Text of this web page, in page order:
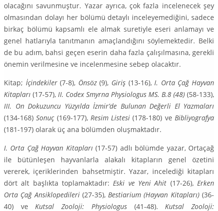
olacağını savunmuştur. Yazar ayrıca, çok fazla incelenecek şey
olmasından dolayı her bölümü detaylı inceleyemediğini, sadece
birkaç bölümü kapsamlı ele almak suretiyle eseri anla­mayı ve
genel hatlarıyla tanıtmanın amaçlandığını söylemektedir. Belki
de bu adım, bahsi geçen eserin daha fazla çalışılmasına, gerekli
önemin verilmesine ve incelenmesine sebep olacaktır.
Kitap; İçindekiler(7-8), Önsöz(9), Giriş (13-16),I. Orta Çağ Hayvan
Kitapları (17-57), II. Codex Smyrna Physiologus MS. B.8 (48) (58-133),
III. On Dokuzuncu Yüzyılda İzmir’de Bulunan Değerli El Yazmaları
(134-168)Sonuç(169-177), Resim Listesi (178-180) veBibliyografya
(181-197) olarak üç ana bölümden oluşmaktadır.
I. Orta Çağ Hayvan Kitapları (17-57) adlı bölümde yazar, Ortaçağ
ile bütünleşen hayvanlarla alakalı kitapların genel özetini
vererek, içeriklerinden bahsetmiştir. Yazar, incelediği kitapları
dört alt başlıkta toplamaktadır:Eski ve Yeni Ahit (17-26),Erken
Orta Çağ Ansiklopedileri(27-35),Besti­arium (Hayvan Kitapları)(36-
40) veKutsal Zooloji: Physiologus (41-48).Kutsal Zooloji: